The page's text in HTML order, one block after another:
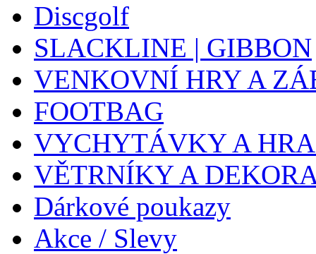
Discgolf
SLACKLINE | GIBBON
VENKOVNÍ HRY A
FOOTBAG
VYCHYTÁVKY A
VĚTRNÍKY A
Dárkové poukazy
Akce / Slevy